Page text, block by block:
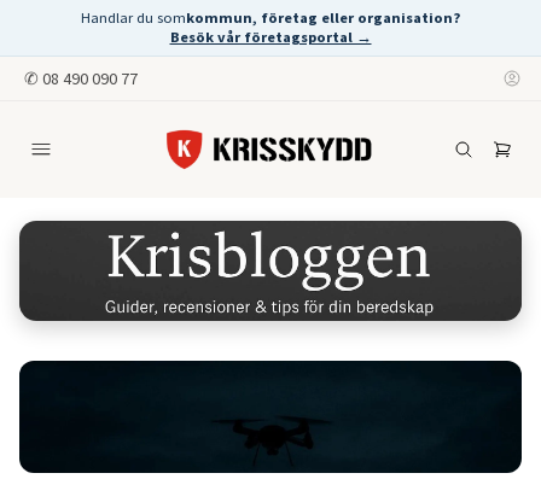
Handlar du somkommun, företag eller organisation?
Besök vår företagsportal →
✆ 08 490 090 77